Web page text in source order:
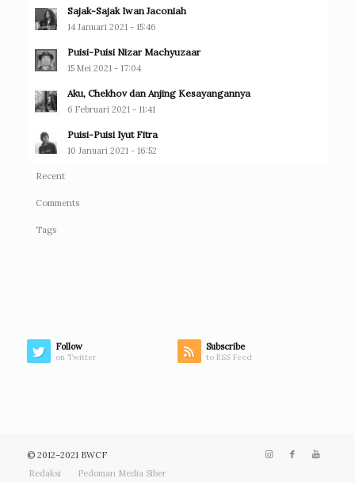
Sajak-Sajak Iwan Jaconiah
14 Januari 2021 - 15:46
Puisi-Puisi Nizar Machyuzaar
15 Mei 2021 - 17:04
Aku, Chekhov dan Anjing Kesayangannya
6 Februari 2021 - 11:41
Puisi-Puisi Iyut Fitra
10 Januari 2021 - 16:52
Recent
Comments
Tags
Follow
on Twitter
Subscribe
to RSS Feed
© 2012–2021 BWCF
Redaksi
Pedoman Media Siber